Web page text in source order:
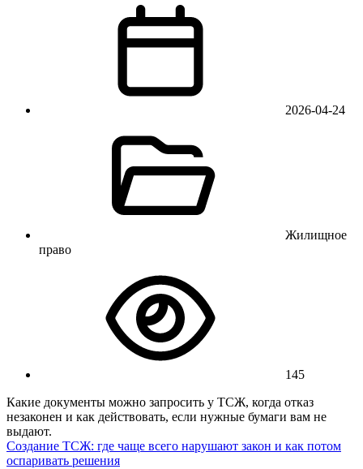
2026-04-24
Жилищное
право
145
Какие документы можно запросить у ТСЖ, когда отказ
незаконен и как действовать, если нужные бумаги вам не
выдают.
Создание ТСЖ: где чаще всего нарушают закон и как потом
оспаривать решения